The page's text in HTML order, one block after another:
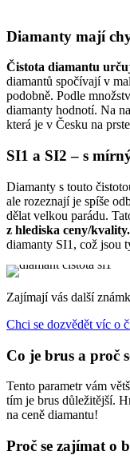
Diamanty mají
Čistota diamantu
diamantů spočívají v
podobně. Podle
diamanty hodnotí. Na
která je v Česku na
SI1 a SI2 – s
Diamanty s touto
ale rozeznají je spíše
dělat velkou parádu.
z hlediska ceny/kvality.
diamanty SI1, což jsou
Zajímají vás další
Chci se dozvědět víc o
Co je brus a proč
Tento parametr vám
tím je brus důležitější.
na ceně diamantu!
Proč se zajímat o